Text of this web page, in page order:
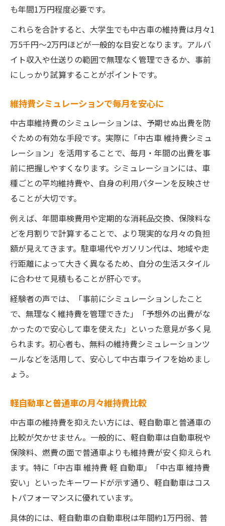
も年間1万円程度必要です。
これらを合計すると、大学生でも中古車の維持費は月々1
万5千円〜2万円ほどが一般的な目安となります。アルバ
イト収入や仕送りの範囲で無理なく管理できるか、事前
にしっかり試算することがポイントです。
維持費シミュレーションで毎月を安心に
中古車維持費のシミュレーションは、予期せぬ出費を防
ぐための有効な手段です。実際に「中古車 維持費シミュ
レーション」を活用することで、毎月・年間の出費を事
前に把握しやすくなります。シミュレーションには、車
種ごとの平均維持費や、自身の利用パターンを反映させ
ることが大切です。
例えば、年間車検費用や定期的な消耗品交換、保険料な
どを月割りで計算することで、より現実的な月々の負担
額が見えてきます。駐車場代やガソリン代は、地域や走
行距離によって大きく異なるため、自分の生活スタイル
に合わせて見積もることが肝心です。
経験者の声では、「事前にシミュレーションしたこと
で、無理なく維持費を管理できた」「予想外の出費がな
かったので安心して車を使えた」といった意見が多く見
られます。初心者も、無料の維持費シミュレーションツ
ールなどを活用して、安心して中古車ライフを始めまし
ょう。
軽自動車と普通車の月々維持費比較
中古車の維持費を抑えたい方には、軽自動車と普通車の
比較が欠かせません。一般的に、軽自動車は自動車税や
保険料、燃費の面で普通車よりも維持費が安く抑えられ
ます。特に「中古車 維持費 軽 自動車」「中古車 維持費
安い」といったキーワードが示す通り、軽自動車はコス
トパフォーマンスに優れています。
具体的には、軽自動車の自動車税は年間約1万円弱、普